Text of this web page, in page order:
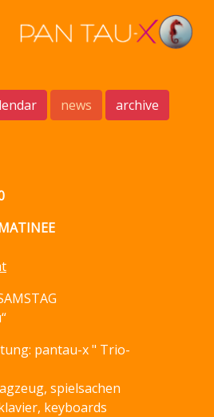
news archive
pantau-x " Trio-
spielsachen
klavier, keyboards